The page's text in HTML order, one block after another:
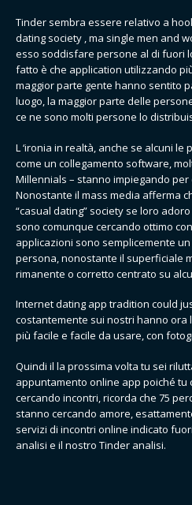
Tinder sembra essere relativo a
dating society , ma single men and
esso soddisfare persone al di fuori
fatto è che application utilizzando
maggior parte gente hanno sentito
luogo, la maggior parte delle
ce ne sono molti persone lo
L ‘ironia in realtà, anche se alcuni
come un collegamento software,
Millennials – stanno impiegando
Nonostante il mass media afferma
“casual dating” society se loro
sono comunque cercando ottimo
applicazioni sono semplicemente
persona, nonostante il superficiale
rimanente o corretto centrato su
Internet dating app tradition could
costantemente sui nostri hanno ora
più facile e facile da usare, con
Quindi il la prossima volta tu sei
appuntamento online app poiché tu
cercando incontri, ricorda che 75
stanno cercando amore,
servizi di incontri online indicato
analisi e il nostro Tinder analisi.